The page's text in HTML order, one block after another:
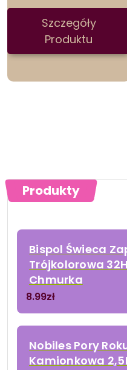
Szczegóły
Produktu
Produkty
Bispol Świeca
Trójkolorowa
Chmurka
8.99zł
Nobiles Pory
Kamionkowa